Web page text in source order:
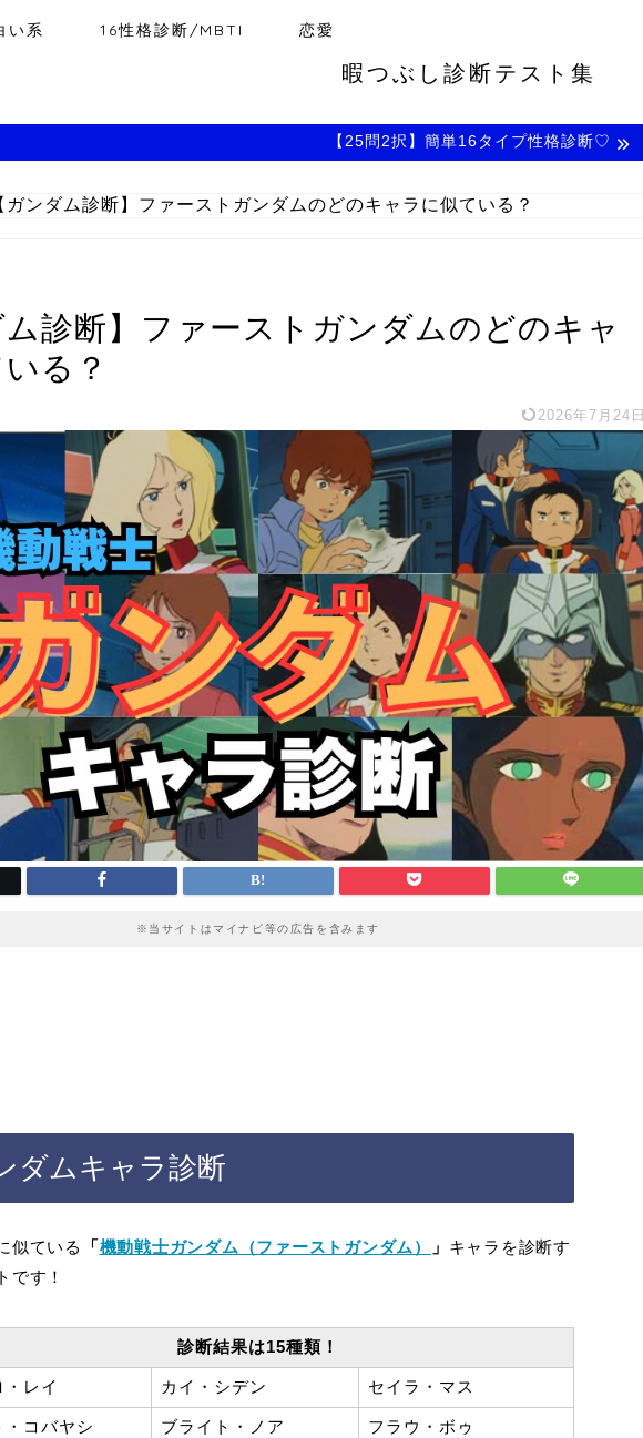
い系 16性格診断/MBTI 恋愛
暇つぶし診断テスト集
【25問2択】簡単16タイプ性格診断♡
ガンダム診断】ファーストガンダムのどのキャラに似ている？
ム診断】ファーストガンダムのどのキャ
る？
2026年7月24日
※当サイトはマイナビ等の広告を含みます
ダムキャラ診断
似ている 「機動戦士ガンダム（ファーストガンダム） 」 キャラを診断す
です！
診断結果は15種類！
・レイ カイ・シデン セイラ・マス
・コバヤシ ブライト・ノア フラウ・ボゥ